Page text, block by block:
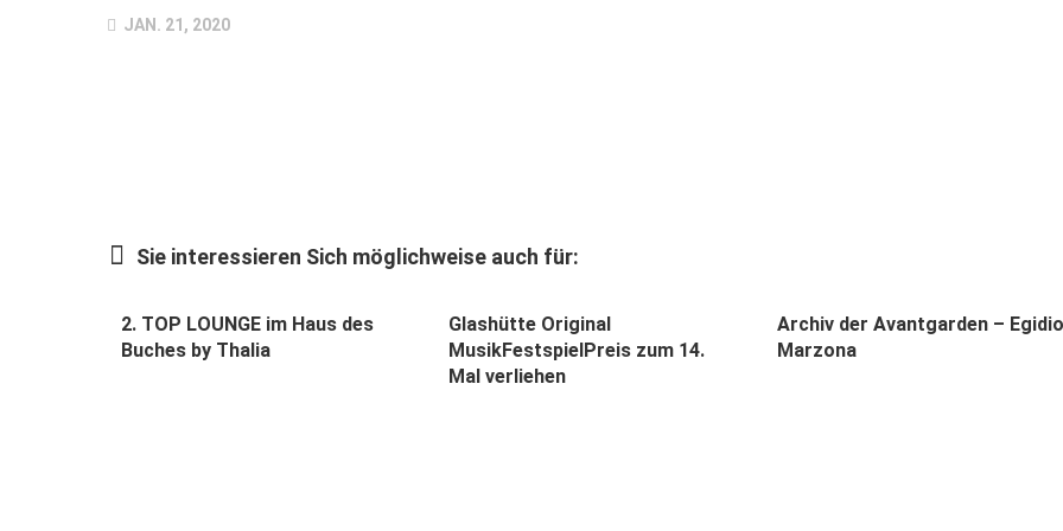
JAN. 21, 2020
Sie interessieren Sich möglichweise auch für:
2. TOP LOUNGE im Haus des
Buches by Thalia
Glashütte Original
MusikFestspielPreis zum 14.
Mal verliehen
Archiv der Avantgarden – Egidio
Marzona